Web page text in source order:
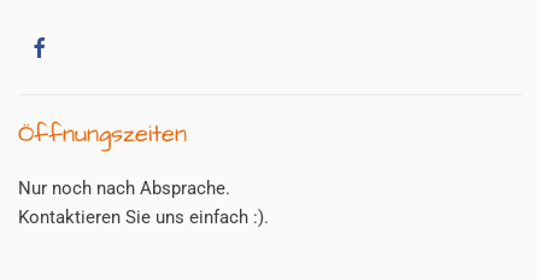
Öffnungszeiten
Nur noch nach Absprache.
Kontaktieren Sie uns einfach :).